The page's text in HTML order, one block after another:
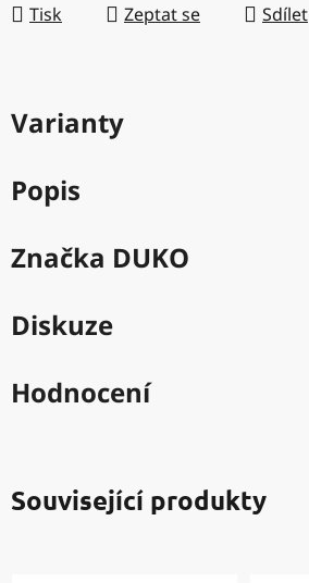
Tisk
Zeptat se Sdílet
Varianty
Popis
Značka DUKO
Diskuze
Hodnocení
Související produkty